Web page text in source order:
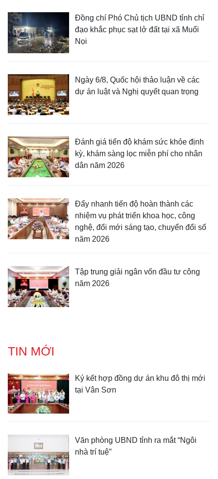
Đồng chí Phó Chủ tịch UBND tỉnh chỉ
đạo khắc phục sạt lở đất tại xã Muổi
Nọi
Ngày 6/8, Quốc hội thảo luận về các
dự án luật và Nghị quyết quan trọng
Đánh giá tiến độ khám sức khỏe định
kỳ, khám sàng lọc miễn phí cho nhân
dân năm 2026
Đẩy nhanh tiến độ hoàn thành các
nhiệm vụ phát triển khoa học, công
nghệ, đổi mới sáng tạo, chuyển đổi số
năm 2026
Tập trung giải ngân vốn đầu tư công
năm 2026
TIN MỚI
Ký kết hợp đồng dự án khu đô thị mới
tại Vân Sơn
Văn phòng UBND tỉnh ra mắt “Ngôi
nhà trí tuệ”